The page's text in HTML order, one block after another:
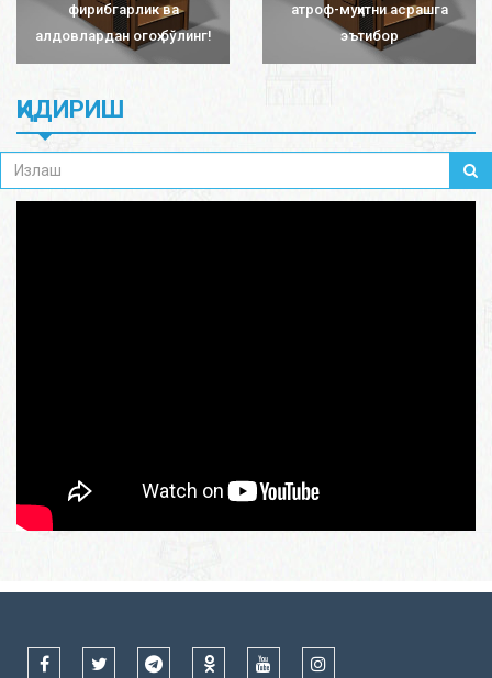
фирибгарлик ва
алдовлардан огоҳ бўлинг!
атроф-муҳитни асрашга
эътибор
ҚИДИРИШ